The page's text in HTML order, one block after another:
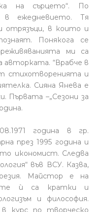
на сърцето“. По
ежедневието. Тя
отрязъци, в които и
Понякога се
ми са
авторката. “Врабче в
стихотворенията и
Сияна Янева е
Първата –„Сезони за
година в гр.
през 1995 година и
икономист. Следва
във ВСУ. Казва,
Майстор е на
ѝ са кратки и
и философия.
в курс по творческо